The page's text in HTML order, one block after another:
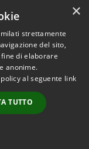
L.
×
strettamente
del sito,
di elaborare
anonime.
al seguente link
TUTTO